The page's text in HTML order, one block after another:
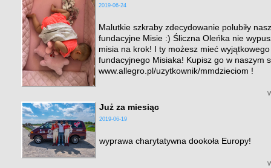
2019-06-24
Malutkie szkraby zdecydowanie polubiły
fundacyjne Misie :) Śliczna Oleńka nie
misia na krok! I ty możesz mieć wyjątkowego
fundacyjnego Misiaka! Kupisz go w naszym
www.allegro.pl/uzytkownik/mmdzieciom !
Już za miesiąc
2019-06-19
wyprawa charytatywna dookoła Europy!